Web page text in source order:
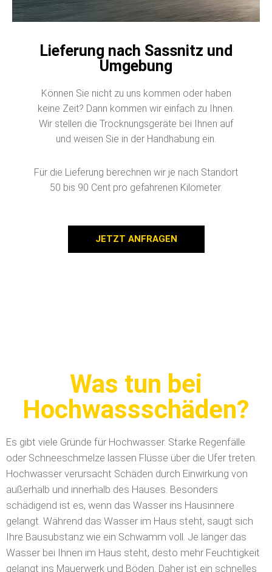
Lieferung nach Sassnitz und
Umgebung
Können Sie nicht zu uns kommen oder haben
keine Zeit? Dann kommen wir einfach zu Ihnen.
Wir stellen die Trocknungsgeräte bei Ihnen auf
und weisen Sie in der Handhabung ein.
Für die Lieferung berechnen wir je nach Standort
50 bis 90 Cent pro gefahrenen Kilometer.
JETZT ANFRAGEN
Was tun bei
Hochwassschäden?
Es gibt viele Gründe für Hochwasser. Starke Regenfälle
oder Schneeschmelze lassen Flüsse über die Ufer treten.
Hochwasser verursacht Schäden durch Einwirkung von
außerhalb und innerhalb des Hauses. Besonders
schädigend ist es, wenn das Wasser ins Hausinnere
gelangt. Während das Wasser im Haus steht, saugt sich
Ihre Bausubstanz wie ein Schwamm voll. Je länger das
Wasser bei Ihnen im Haus steht, desto mehr Feuchtigkeit
gelangt ins Mauerwerk und Böden. Daher ist ein schnelles